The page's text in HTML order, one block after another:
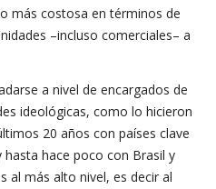
más costosa en términos de
–incluso comerciales– a
a nivel de encargados de
ideológicas, como lo hicieron
20 años con países clave
hace poco con Brasil y
al más alto nivel, es decir al